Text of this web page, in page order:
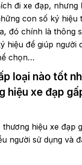
đi xe đạp, nhưng
con số ký hiệu
đó chính là thông
hiệu để giúp người
chọn…
loại nào tốt
hiệu xe đạp
thương hiệu xe đạp
người sử dụng và